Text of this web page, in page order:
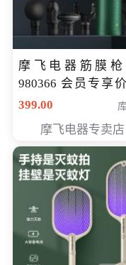
摩飞电器筋膜枪
980366 会员专享
元
399.00
摩飞电器专卖店